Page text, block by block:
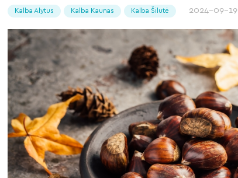
Kalba Alytus Kalba Kaunas Kalba Šilutė 2024-09-19